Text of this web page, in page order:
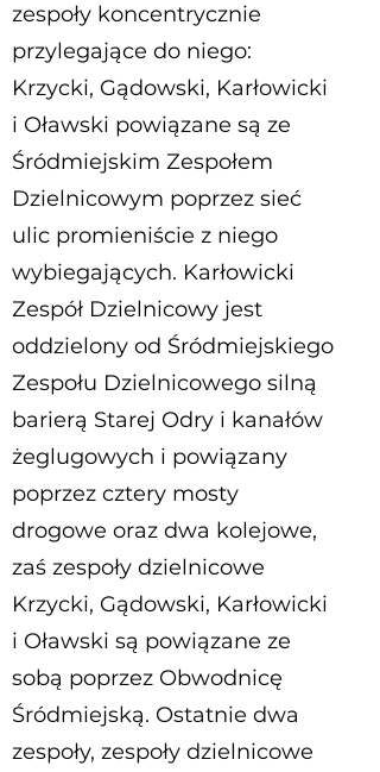
zespoły koncentrycznie
przylegające do niego:
Krzycki, Gądowski, Karłowicki
i Oławski powiązane są ze
Śródmiejskim Zespołem
Dzielnicowym poprzez sieć
ulic promieniście z niego
wybiegających. Karłowicki
Zespół Dzielnicowy jest
oddzielony od Śródmiejskiego
Zespołu Dzielnicowego silną
barierą Starej Odry i kanałów
żeglugowych i powiązany
poprzez cztery mosty
drogowe oraz dwa kolejowe,
zaś zespoły dzielnicowe
Krzycki, Gądowski, Karłowicki
i Oławski są powiązane ze
sobą poprzez Obwodnicę
Śródmiejską. Ostatnie dwa
zespoły, zespoły dzielnicowe